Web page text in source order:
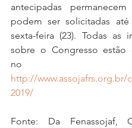
antecipadas
podem ser solicitadas
sexta-feira (23). Todas as
sobre o Congresso estão
http://www.assojafrs.org.br/
2019/
Fonte: Da Fenassojaf,